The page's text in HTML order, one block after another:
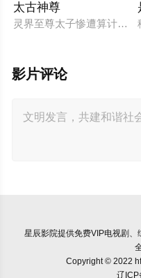
太古神尊
灵界至尊太子惨遭算计身
影片评论
星辰影院提供免费VIP电视剧、
Copyright © 2022
辽